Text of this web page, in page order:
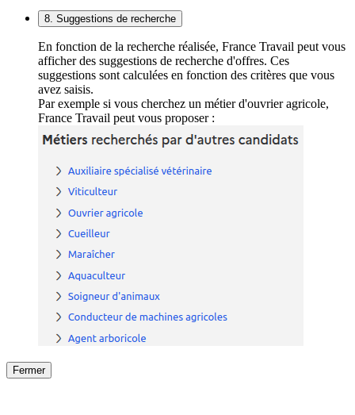
8. Suggestions de recherche
En fonction de la recherche réalisée, France Travail peut vous
afficher des suggestions de recherche d'offres. Ces
suggestions sont calculées en fonction des critères que vous
avez saisis.
Par exemple si vous cherchez un métier d'ouvrier agricole,
France Travail peut vous proposer :
Fermer